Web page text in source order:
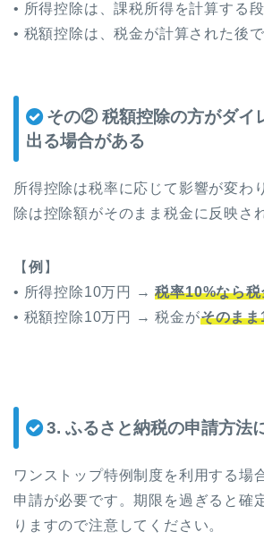
• 所得控除は、課税所得を計算する段
• 税額控除は、税金が計算された後で
その②税額控除の方がダイ
出る場合がある
所得控除は税率に応じて影響が変わ
除は控除額がそのまま税金に反映さ
【 例 】
• 所得控除10万円 →税率10%なら
• 税額控除10万円 → 税金がそのま
3. ふるさと納税の申請方法
ワンストップ特例制度を利用する場
申請が必要です。期限を過ぎると確
りますので注意してください。